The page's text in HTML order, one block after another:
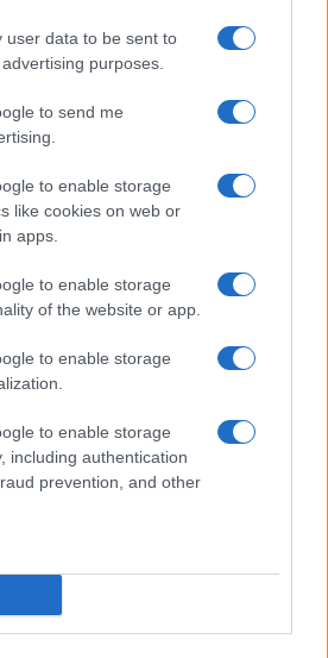
user data to be sent to
purposes.
to send me
to enable storage
like cookies on web or
apps.
to enable storage
of the website or app.
to enable storage
to enable storage
including authentication
prevention, and other
W
h
at
s
A
p
p
S
h
a
precedente
articolo
rifiuti a Palau, una svolta per gli
4 realtà più efficienti nella g…
discorso”: sold out ad Olbia per il
festa per i 30 anni del Diving